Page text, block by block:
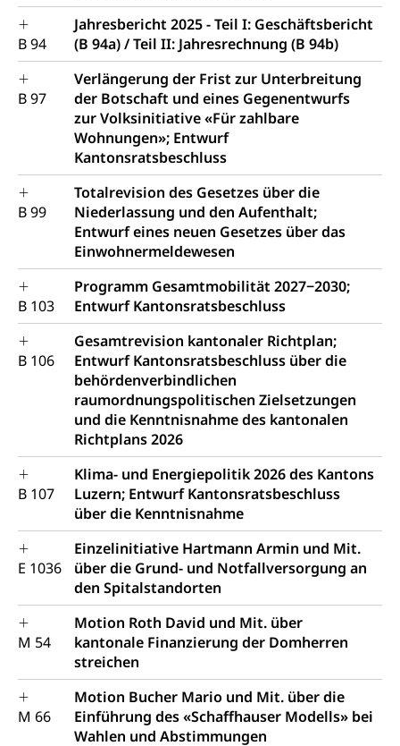
B 94
Jahresbericht 2025 - Teil I: Geschäftsbericht
(B 94a) / Teil II: Jahresrechnung (B 94b)
B 97
Verlängerung der Frist zur Unterbreitung
der Botschaft und eines Gegenentwurfs
zur Volksinitiative «Für zahlbare
Wohnungen»; Entwurf
Kantonsratsbeschluss
B 99
Totalrevision des Gesetzes über die
Niederlassung und den Aufenthalt;
Entwurf eines neuen Gesetzes über das
Einwohnermeldewesen
B 103
Programm Gesamtmobilität 2027−2030;
Entwurf Kantonsratsbeschluss
B 106
Gesamtrevision kantonaler Richtplan;
Entwurf Kantonsratsbeschluss über die
behördenverbindlichen
raumordnungspolitischen Zielsetzungen
und die Kenntnisnahme des kantonalen
Richtplans 2026
B 107
Klima- und Energiepolitik 2026 des Kantons
Luzern; Entwurf Kantonsratsbeschluss
über die Kenntnisnahme
E 1036
Einzelinitiative Hartmann Armin und Mit.
über die Grund- und Notfallversorgung an
den Spitalstandorten
M 54
Motion Roth David und Mit. über
kantonale Finanzierung der Domherren
streichen
M 66
Motion Bucher Mario und Mit. über die
Einführung des «Schaffhauser Modells» bei
Wahlen und Abstimmungen